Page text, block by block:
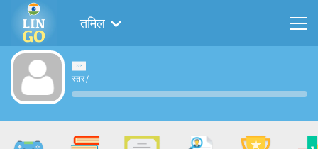
तमिल
स्तर/